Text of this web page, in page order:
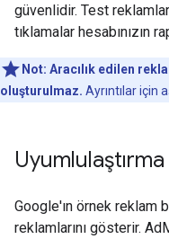
güvenlidir. Test
tıklamalar hesabınızın
Not: Aracılık edilen
oluşturulmaz. Ayrıntılar için
Google'ın örnek reklam
reklamlarını gösterir.